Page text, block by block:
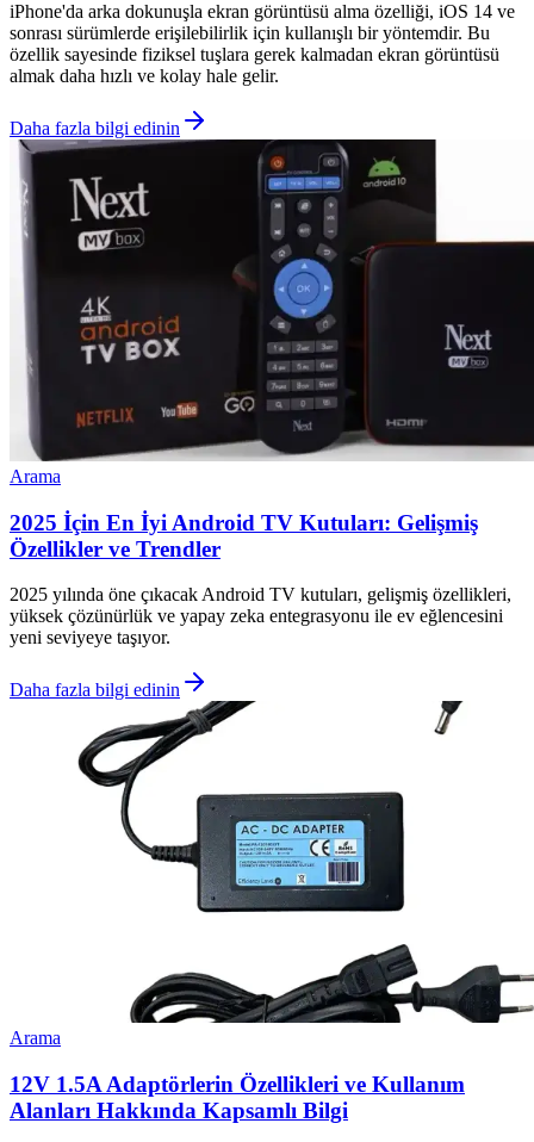
iPhone'da arka dokunuşla ekran görüntüsü alma özelliği, iOS 14 ve
sonrası sürümlerde erişilebilirlik için kullanışlı bir yöntemdir. Bu
özellik sayesinde fiziksel tuşlara gerek kalmadan ekran görüntüsü
almak daha hızlı ve kolay hale gelir.
Daha fazla bilgi edinin
Arama
2025 İçin En İyi Android TV Kutuları: Gelişmiş
Özellikler ve Trendler
2025 yılında öne çıkacak Android TV kutuları, gelişmiş özellikleri,
yüksek çözünürlük ve yapay zeka entegrasyonu ile ev eğlencesini
yeni seviyeye taşıyor.
Daha fazla bilgi edinin
Arama
12V 1.5A Adaptörlerin Özellikleri ve Kullanım
Alanları Hakkında Kapsamlı Bilgi